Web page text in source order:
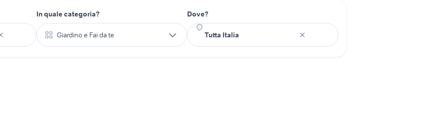
In quale categoria?
Giardino e Fai da te
Dove?